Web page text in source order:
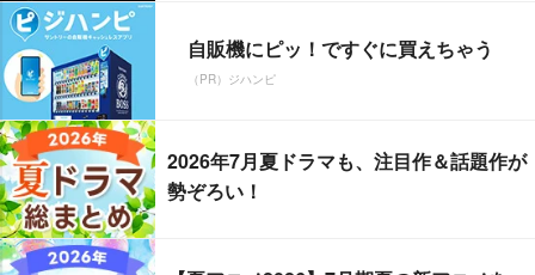
自販機にピッ！ですぐに買えちゃう
（PR）ジハンピ
2026年7月夏ドラマも、注目作＆話題作が
勢ぞろい！